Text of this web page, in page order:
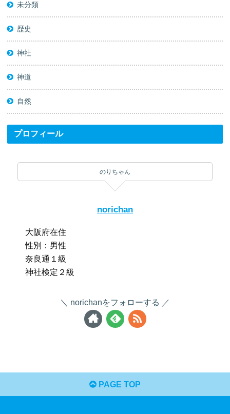
未分類
歴史
神社
神道
自然
プロフィール
のりちゃん
norichan
大阪府在住
性別：男性
奈良通１級
神社検定２級
norichanをフォローする
PAGE TOP